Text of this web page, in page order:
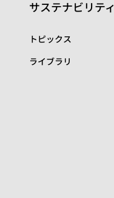
サステナビリティ
トピックス
ライブラリ